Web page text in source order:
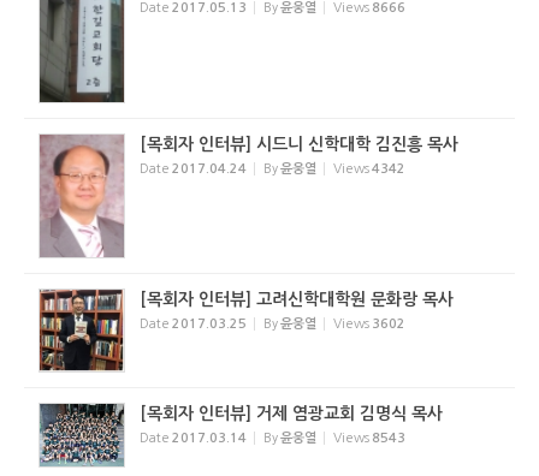
Date 2017.05.13 By윤웅열 Views 8666
[목회자 인터뷰] 시드니 신학대학 김진흥 목사
Date 2017.04.24 By윤웅열 Views4342
[목회자 인터뷰] 고려신학대학원 문화랑 목사
Date 2017.03.25 By윤웅열 Views 3602
[목회자 인터뷰] 거제 염광교회 김명식 목사
Date 2017.03.14 By윤웅열 Views 8543